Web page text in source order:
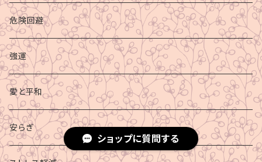
危険回避
強運
愛と平和
安らぎ
ショップに質問する